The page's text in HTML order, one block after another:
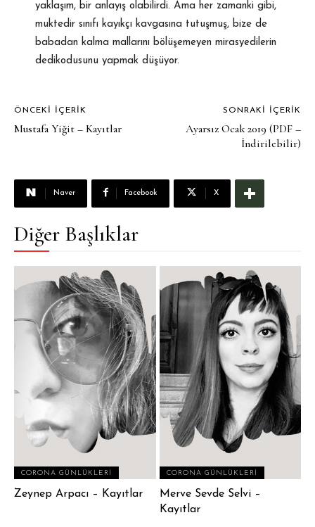
yaklaşım, bir anlayış olabilirdi. Ama her zamanki gibi,
muktedir sınıfı kayıkçı kavgasına tutuşmuş, bize de
babadan kalma mallarını bölüşemeyen mirasyedilerin
dedikodusunu yapmak düşüyor.
ÖNCEKI İÇERIK
Mustafa Yiğit – Kayıtlar
SONRAKI İÇERIK
Ayarsız Ocak 2019 (PDF –
İndirilebilir)
Naver Facebook X
Diğer Başlıklar
CORONA GÜNLÜKLERI
Zeynep Arpacı – Kayıtlar
CORONA GÜNLÜKLERI
Merve Sevde Selvi –
Kayıtlar